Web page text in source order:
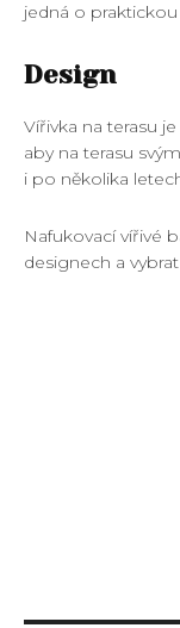
jedná o
Design
Vířivka na terasu
aby na terasu
i po několika
Nafukovací vířivé
designech a